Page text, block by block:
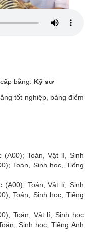
bằng: Kỹ sư
tốt nghiệp, bảng điểm
(A00); Toán, Vật lí, Sinh
Toán, Sinh học, Tiếng
(A00); Toán, Vật lí, Sinh
Toán, Sinh học, Tiếng
Toán, Vật lí, Sinh học
Sinh học, Tiếng Anh